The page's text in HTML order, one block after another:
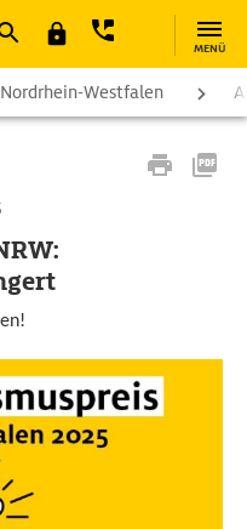
MENÜ
Nordrhein-Westfalen